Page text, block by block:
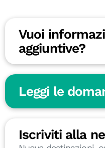
Vuoi
aggiuntive?
Leggi le
Iscriviti alla